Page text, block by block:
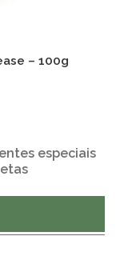
– 100g
especiais